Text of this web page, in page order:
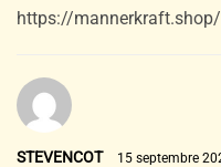
https://
STEVENCOT 15 septembre